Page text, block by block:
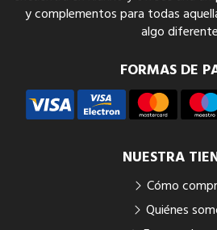
y complementos para todas
algo
FORMAS DE
NUESTRA
Cómo
Quiénes